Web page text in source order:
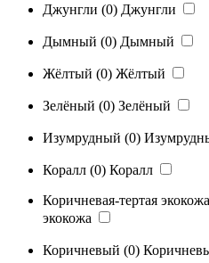
Джунгли (0) Джунгли
Дымный (0) Дымный
Жёлтый (0) Жёлтый
Зелёный (0) Зелёный
Изумрудный (0)
Коралл (0) Коралл
Коричневая-тертая экокожа
экокожа
Коричневый (0)